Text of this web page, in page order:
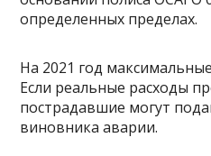
определенных пределах.
На 2021 год
Если реальные расходы
пострадавшие могут
виновника аварии.